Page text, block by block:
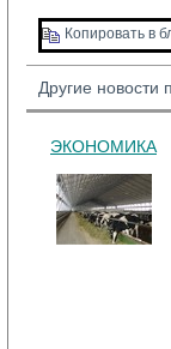
Копировать в
Другие новости
ЭКОНОМИКА